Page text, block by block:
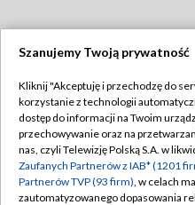
Abonament TVP
Emisja w TVP
Centrum informacji TVP
Polityka
Szanujemy Twoją prywatność
Kliknij "Akceptuję i przechodzę do
korzystanie z technologii
dostęp do informacji na Twoim
przechowywanie oraz na
nas, czyli Telewizję Polską S.A. w
Zaufanych Partnerów z IAB* (1201
Partnerów TVP (93 firm), w celach
zautomatyzowanego dopasowania